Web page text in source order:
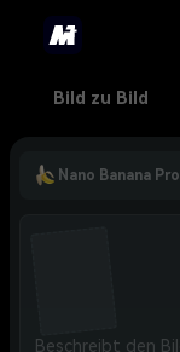
Bild zu Bild
Nano Banana Pro